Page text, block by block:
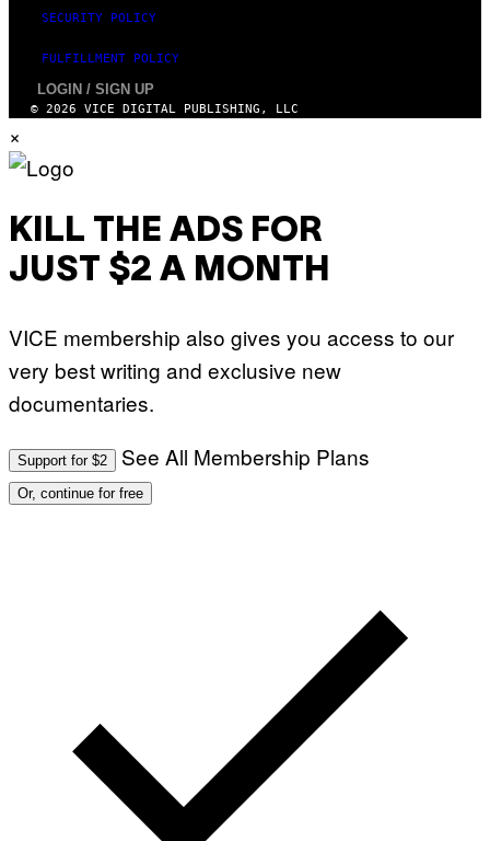
SECURITY POLICY
FULFILLMENT POLICY
LOGIN / SIGN UP
© 2026 VICE DIGITAL PUBLISHING, LLC
×
KILL THE ADS FOR
JUST $2 A MONTH
VICE membership also gives you access to our
very best writing and exclusive new
documentaries.
Support for $2 See All Membership Plans
Or, continue for free